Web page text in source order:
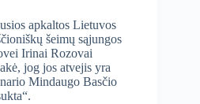
apkaltos Lietuvos
šeimų sąjungos
Irinai Rozovai
jog jos atvejis yra
Mindaugo Basčio